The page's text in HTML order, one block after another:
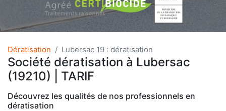
Dératisation Lubersac 19 : dératisation
Société dératisation à Lubersac
(19210) | TARIF
Découvrez les qualités de nos professionnels en
dératisation